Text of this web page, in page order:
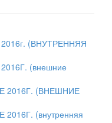
(ВНУТРЕННЯЯ
(внешние
2016Г. (ВНЕШНИЕ
(внутренняя